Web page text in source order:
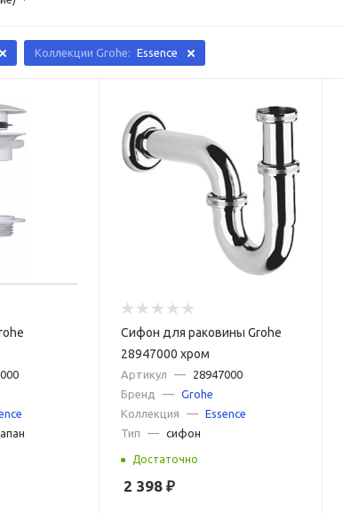
Коллекции Grohe: Essence
Сифон для раковины Grohe
28947000 хром
Артикул —
28947000
Бренд
—
Grohe
Коллекция
—
Essence
Тип
— сифон
Достаточно
2 398₽